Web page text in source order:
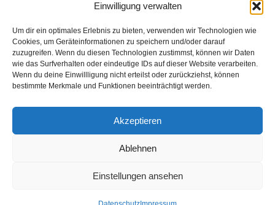
Einwilligung verwalten
Um dir ein optimales Erlebnis zu bieten, verwenden wir Technologien wie
Cookies, um Geräteinformationen zu speichern und/oder darauf
zuzugreifen. Wenn du diesen Technologien zustimmst, können wir Daten
wie das Surfverhalten oder eindeutige IDs auf dieser Website verarbeiten.
Wenn du deine Einwillligung nicht erteilst oder zurückziehst, können
bestimmte Merkmale und Funktionen beeinträchtigt werden.
Akzeptieren
Ablehnen
Einstellungen ansehen
87466 Oy-Mittelberg
info@camping-wertacher-hof.de
Tel.08361-770
© 2026 | Campingplatz Wertacher Hof